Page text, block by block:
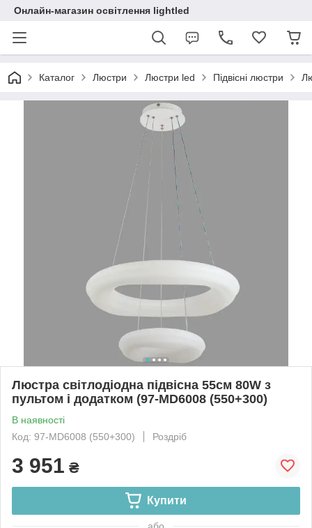
Онлайн-магазин освітлення lightled
Каталог Люстри Люстри led Підвісні люстри
Люстра світлодіодна підвісна 55см 80W з
пультом і додатком (97-MD6008 (550+300)
В наявності
Код: 97-MD6008 (550+300)
Роздріб
3 951 ₴
Купити
або